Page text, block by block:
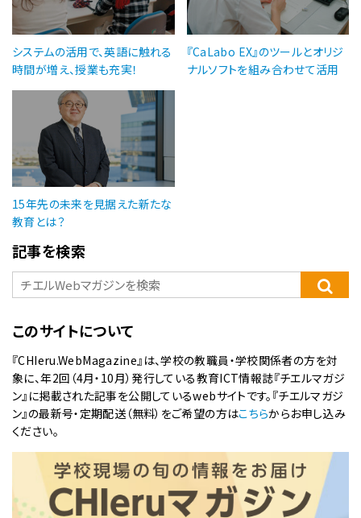
システムの活用で、英語に触れる
時間が増え、授業も充実！
『CaLabo EX』のツールとオリジ
ナルソフトを組み合わせて活用
15年先の未来を見据えた新たな
教育とは？
記事を検索
このサイトについて
『CHIeru.WebMagazine』は、学校の教職員・学校関係者の方を対
象に、年2回（4月・10月）発行している教育ICT情報誌『チエルマガジ
ン』に掲載された記事を公開しているwebサイトです。『チエルマガジ
ン』の最新号・定期配送（無料）をご希望の方はこちらからお申し込み
ください。